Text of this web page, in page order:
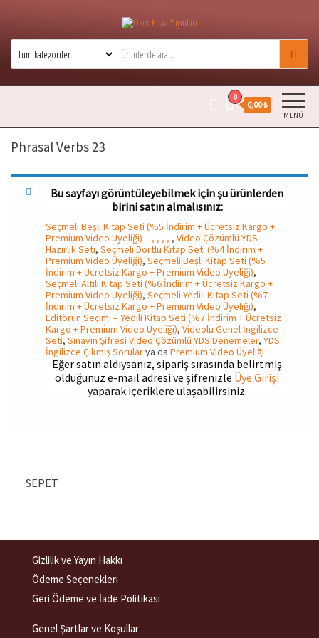
Özer Kiraz Yayınları
MENÜ
0
0,00 ₺
Phrasal Verbs 23
Bu sayfayı görüntüleyebilmek için şu ürünlerden
birini satın almalısınız:
Seçmeli Beşli Kitap Seti (%5 İndirim + Ücretsiz Kargo +
Premium Video Üyeliği) – , , , , , Video Çözümlü YDS
Hazırlık Seti, Seçmeli Dörtlü Kitap Seti (%4 İndirim +
Premium Video Üyeliği), Seçmeli Beşli Kitap Seti (%5
İndirim + Ücretsiz Kargo + Premium Video Üyeliği),
Seçmeli Altılı Kitap Seti (%6 İndirim + Ücretsiz Kargo +
Premium Video Üyeliği), Seçmeli Yedili Kitap Seti (%7
İndirim + Ücretsiz Kargo + Premium Video Üyeliği),
Editörün Seçimi – Yedili Kitap Seti (%7 İndirim + Ücretsiz
Kargo + Premium Video Üyeliği), Videolu Genel İngilizce
Seti, Sınavın Şifresi Video Çözümlü YDS Denemeler, YDS
İngilizce Çıkmış Sorularya da Premium Video Üyeliği
Eğer satın aldıysanız, sipariş sırasında belirtmiş
olduğunuz e-mail adresi ve şifrenizle Üye Girişi
yaparak içeriklere ulaşabilirsiniz.
SEPET
Gizlilik ve Yayın Hakkı
Ödeme Seçenekleri
Geri Ödeme ve İade Politikası
Genel Şartlar ve Koşullar